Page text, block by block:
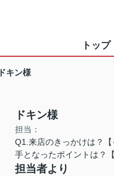
トップ
ドキン様
ドキン様
担当：
Q1.来店のきっかけは？
手となったポイントは？【
担当者より